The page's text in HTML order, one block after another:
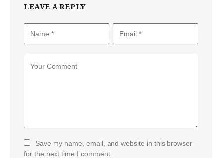
LEAVE A REPLY
Save my name, email, and website in this browser
for the next time I comment.